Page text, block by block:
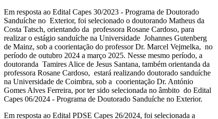
Em resposta ao Edital Capes 30/2023 - Programa de Doutorado
Sanduíche no Exterior, foi selecionado o doutorando Matheus da
Costa Tatsch, orientando da professora Rosane Cardoso, para
realizar o estágio sanduíche na Universidade Johannes Gutenberg
de Mainz, sob a coorientação do professor Dr. Marcel Vejmelka, no
período de outubro 2024 a março 2025. Nesse mesmo período, a
doutoranda Tamires Alice de Jesus Santana, também orientanda da
professora Rosane Cardoso, estará realizando doutorado sanduíche
na Universidade de Coimbra, sob a coorientação Dr. António
Gomes Alves Ferreira, por ter sido selecionada no âmbito do Edital
Capes 06/2024 - Programa de Doutorado Sanduíche no Exterior.
Em resposta ao Edital PDSE Capes 26/2024, foi selecionada a